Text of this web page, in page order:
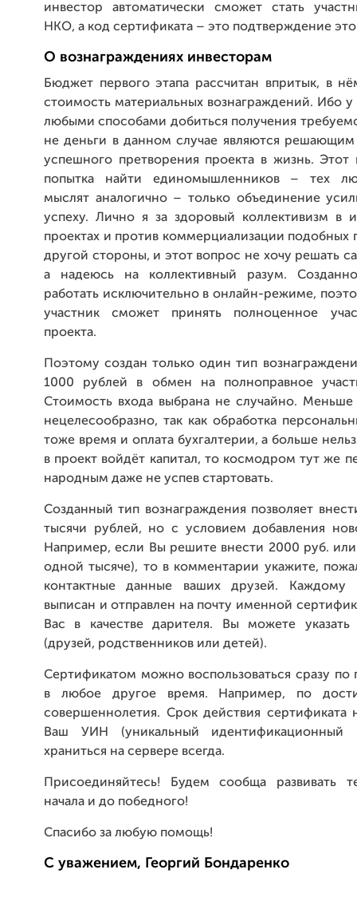
инвестор автоматически сможет стать
НКО, а код сертификата – это подтверждение
О вознаграждениях инвесторам
Бюджет первого этапа рассчитан впритык, в
стоимость материальных вознаграждений. Ибо
любыми способами добиться получения
не деньги в данном случае являются
успешного претворения проекта в жизнь. Этот
попытка найти единомышленников – тех
мыслят аналогично – только объединение
успеху. Лично я за здоровый коллективизм в
проектах и против коммерциализации подобных
другой стороны, и этот вопрос не хочу решать
а надеюсь на коллективный разум.
работать исключительно в онлайн-режиме,
участник сможет принять полноценное
проекта.
Поэтому создан только один тип
1000 рублей в обмен на полноправное
Стоимость входа выбрана не случайно. Меньше
нецелесообразно, так как обработка
тоже время и оплата бухгалтерии, а больше
в проект войдёт капитал, то космодром тут же
народным даже не успев стартовать.
Созданный тип вознаграждения позволяет
тысячи рублей, но с условием добавления
Например, если Вы решите внести 2000 руб.
одной тысяче), то в комментарии укажите,
контактные данные ваших друзей. Каждому
выписан и отправлен на почту именной
Вас в качестве дарителя. Вы можете
(друзей, родственников или детей).
Сертификатом можно воспользоваться сразу по
в любое другое время. Например, по
совершеннолетия. Срок действия сертификата
Ваш УИН (уникальный идентификационный
храниться на сервере всегда.
Присоединяйтесь! Будем сообща развивать
начала и до победного!
Спасибо за любую помощь!
С уважением, Георгий Бондаренко